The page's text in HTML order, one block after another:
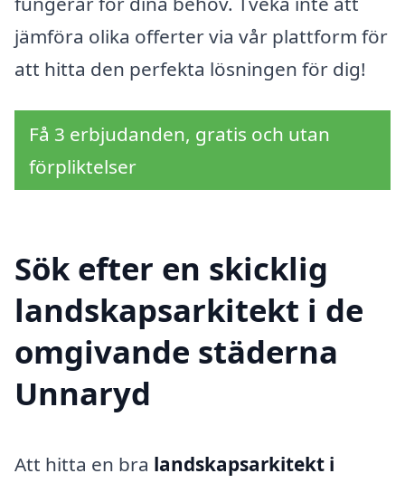
jämföra olika offerter via vår plattform för
att hitta den perfekta lösningen för dig!
Få 3 erbjudanden, gratis och utan
förpliktelser
Sök efter en skicklig
landskapsarkitekt i de
omgivande städerna
Unnaryd
Att hitta en bra landskapsarkitekt i